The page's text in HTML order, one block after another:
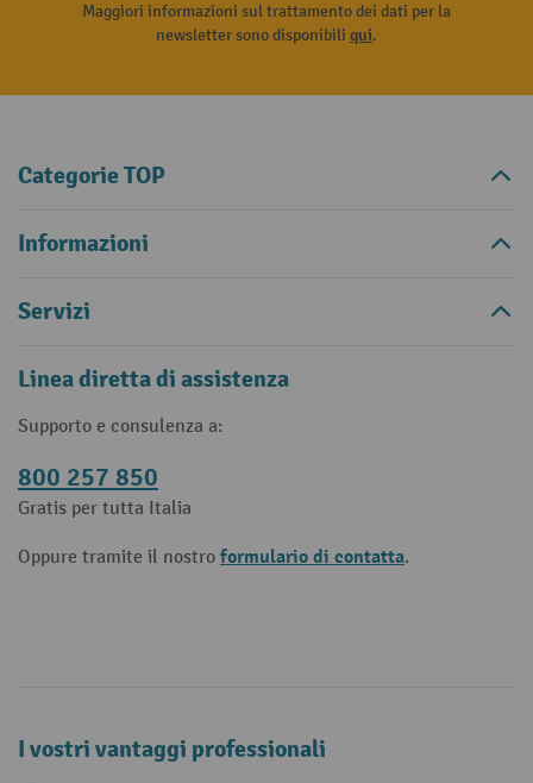
Maggiori informazioni sul trattamento dei dati per la
newsletter sono disponibili qui.
Categorie TOP
Informazioni
Servizi
Linea diretta di assistenza
Supporto e consulenza a:
800 257 850
Gratis per tutta Italia
Oppure tramite il nostro formulario di contatta.
I vostri vantaggi professionali